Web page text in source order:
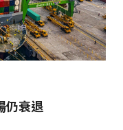
仍衰退